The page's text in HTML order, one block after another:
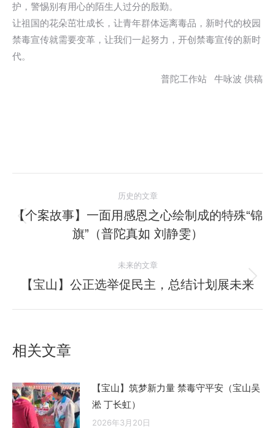
护，警惕别有用心的陌生人过分的殷勤。
让祖国的花朵茁壮成长，让青年群体远离毒品，新时代的校园
禁毒宣传就需要变革，让我们一起努力，开创禁毒宣传的新时
代。
普陀工作站 牛咏波 供稿
章
历史的文章
历
史
章：
【个案故事】一面用感恩之心绘制成的特殊“锦
旗”（普陀真如 刘静雯）
未来的文章
未
【宝山】公正选举促民主，总结计划展未来
相关文章
【宝山】筑梦新力量 禁毒守平安（宝山吴
淞 丁长虹）
2026年3月20日